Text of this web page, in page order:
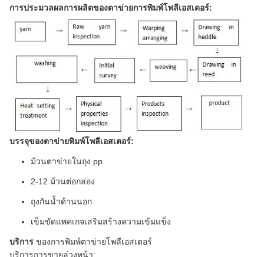
การประมวลผลการผลิตของตาข่ายการพิมพ์โพลีเอสเตอร์:
บรรจุของตาข่ายพิมพ์โพลีเอสเตอร์:
ม้วนตาข่ายในถุง pp
2-12 ม้วนต่อกล่อง
ถุงกันน้ำด้านนอก
เข็มขัดแพคเกจเสริมสร้างความเข้มแข็ง
บริการ ของการพิมพ์ตาข่ายโพลีเอสเตอร์
บริการการขายล่วงหน้า: